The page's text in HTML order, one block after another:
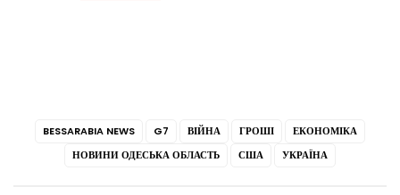
BESSARABIA NEWS G7 ВІЙНА ГРОШІ
ЕКОНОМІКА
НОВИНИ ОДЕСЬКА ОБЛАСТЬ
США УКРАЇНА